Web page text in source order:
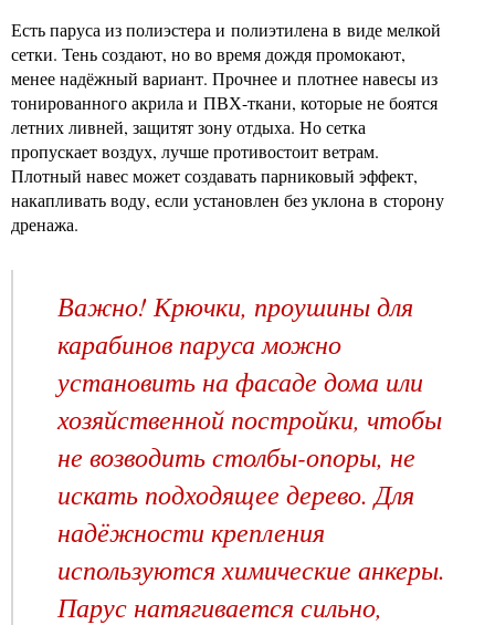
Есть паруса из полиэстера и полиэтилена в виде мелкой
сетки. Тень создают, но во время дождя промокают,
менее надёжный вариант. Прочнее и плотнее навесы из
тонированного акрила и ПВХ-ткани, которые не боятся
летних ливней, защитят зону отдыха. Но сетка
пропускает воздух, лучше противостоит ветрам.
Плотный навес может создавать парниковый эффект,
накапливать воду, если установлен без уклона в сторону
дренажа.
Важно! Крючки, проушины для
карабинов паруса можно
установить на фасаде дома или
хозяйственной постройки, чтобы
не возводить столбы-опоры, не
искать подходящее дерево. Для
надёжности крепления
используются химические анкеры.
Парус натягивается сильно,